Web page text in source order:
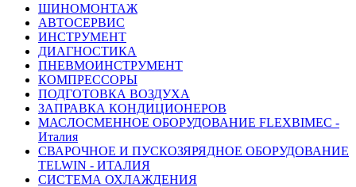
ШИНОМОНТАЖ
АВТОСЕРВИС
ИНСТРУМЕНТ
ДИАГНОСТИКА
ПНЕВМОИНСТРУМЕНТ
КОМПРЕССОРЫ
ПОДГОТОВКА ВОЗДУХА
ЗАПРАВКА КОНДИЦИОНЕРОВ
МАСЛОСМЕННОЕ ОБОРУДОВАНИЕ FLEXBIMEC -
Италия
СВАРОЧНОЕ И ПУСКОЗЯРЯДНОЕ ОБОРУДОВАНИЕ
TELWIN - ИТАЛИЯ
СИСТЕМА ОХЛАЖДЕНИЯ